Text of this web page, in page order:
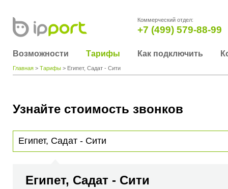
Коммерческий отдел:
+7 (499) 579-88-99
Возможности Тарифы Как подключить
Главная > Тарифы > Египет, Садат - Сити
Узнайте стоимость звонков
Египет, Садат - Сити